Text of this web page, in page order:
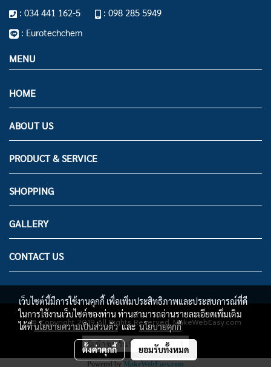
: 034 441 162-5 : 098 285 5949
: Eurotechchem
MENU
HOME
ABOUT US
PRODUCT & SERVICE
SHOPPING
GALLERY
CONTACT US
@ Copyright 2019 All Rights Reserved. MakeWebEasy.com
ผู้เข้าชมวันนี้
Powered by MakeWebEasy.com
เว็บไซต์นี้มีการใช้งานคุกกี้ เพื่อเพิ่มประสิทธิภาพและประสบการณ์ที่ดี
ในการใช้งานเว็บไซต์ของท่าน ท่านสามารถอ่านรายละเอียดเพิ่มเติม
ได้ที่นโยบายความเป็นส่วนตัวและนโยบายคุกกี้
ตั้งค่าคุกกี้ ยอมรับทั้งหมด